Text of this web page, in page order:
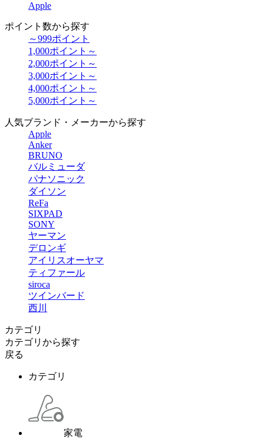
Apple
ポイント数から探す
～999ポイント
1,000ポイント～
2,000ポイント～
3,000ポイント～
4,000ポイント～
5,000ポイント～
人気ブランド・メーカーから探す
Apple
Anker
BRUNO
バルミューダ
パナソニック
ダイソン
ReFa
SIXPAD
SONY
ヤーマン
デロンギ
アイリスオーヤマ
ティファール
siroca
ツインバード
西川
カテゴリ
カテゴリから探す
戻る
カテゴリ
家電